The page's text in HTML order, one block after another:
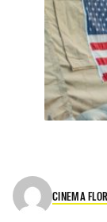
CINEMA FLOR